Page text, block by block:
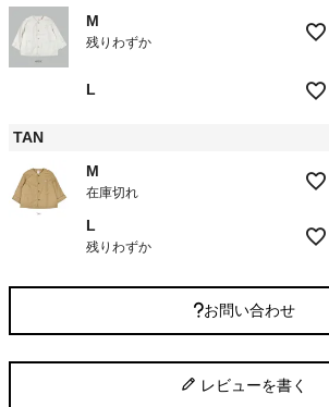
M
残りわずか
L
TAN
M
在庫切れ
L
残りわずか
お問い合わせ
レビューを書く